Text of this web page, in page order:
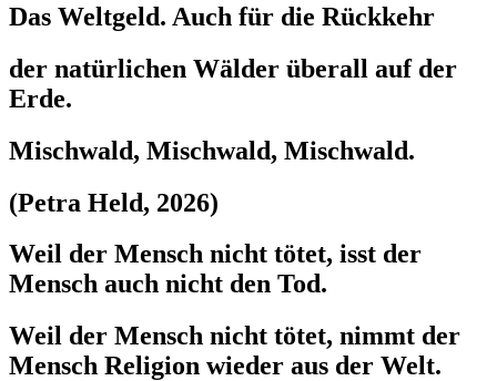
Das Weltgeld. Auch für die Rückkehr
der natürlichen Wälder überall auf der
Erde.
Mischwald, Mischwald, Mischwald.
(Petra Held, 2026)
Weil der Mensch nicht tötet, isst der
Mensch auch nicht den Tod.
Weil der Mensch nicht tötet, nimmt der
Mensch Religion wieder aus der Welt.